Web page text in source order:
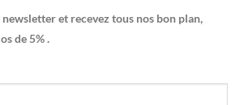
et recevez tous nos bon plan,
de 5% .